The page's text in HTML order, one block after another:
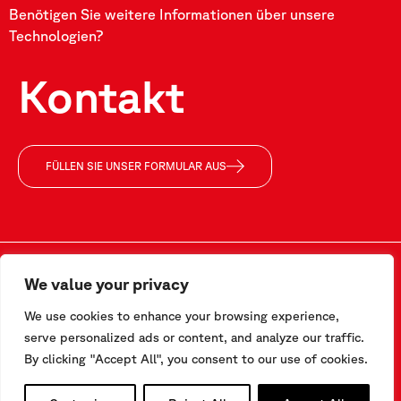
We value your privacy
We use cookies to enhance your browsing experience,
serve personalized ads or content, and analyze our traffic.
By clicking "Accept All", you consent to our use of cookies.
Benötigen Sie weitere Informationen über unsere
Technologien?
Kontakt
FÜLLEN SIE UNSER FORMULAR AUS
20060 Masate (MI) – Italy
+39-02.95.76.41.30